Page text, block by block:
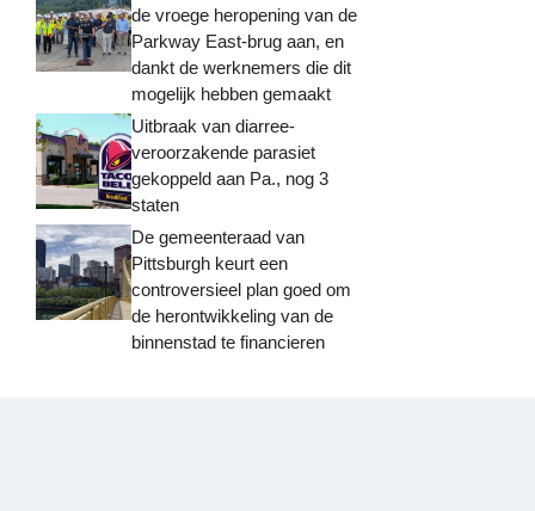
de vroege heropening van de
Parkway East-brug aan, en
dankt de werknemers die dit
mogelijk hebben gemaakt
Uitbraak van diarree-
veroorzakende parasiet
gekoppeld aan Pa., nog 3
staten
De gemeenteraad van
Pittsburgh keurt een
controversieel plan goed om
de herontwikkeling van de
binnenstad te financieren